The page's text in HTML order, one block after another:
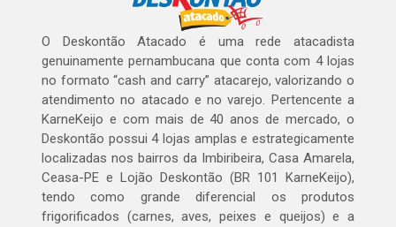
O Deskontão Atacado é uma rede atacadista
genuinamente pernambucana que conta com 4 lojas
no formato “cash and carry” atacarejo, valorizando o
atendimento no atacado e no varejo. Pertencente a
KarneKeijo e com mais de 40 anos de mercado, o
Deskontão possui 4 lojas amplas e estrategicamente
localizadas nos bairros da Imbiribeira, Casa Amarela,
Ceasa-PE e Lojão Deskontão (BR 101 KarneKeijo),
tendo como grande diferencial os produtos
frigorificados (carnes, aves, peixes e queijos) e a